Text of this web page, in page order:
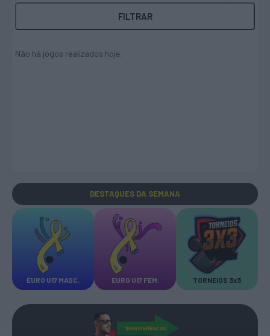
FILTRAR
Não há jogos realizados hoje.
DESTAQUES DA SEMANA
EURO U17 MASC. EURO U17 FEM. TORNEIOS 3x3